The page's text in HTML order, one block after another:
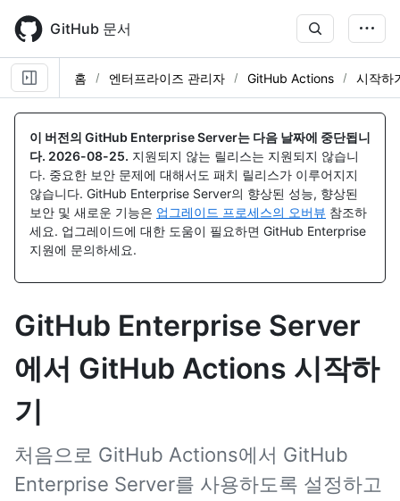
main
content
GitHub 문서
홈 엔터프라이즈 관리자 GitHub Actions 시작하
이 버전의 GitHub Enterprise Server는 다음 날짜에 중단됩니
다. 2026-08-25. 지원되지 않는 릴리스는 지원되지 않습니
다. 중요한 보안 문제에 대해서도 패치 릴리스가 이루어지지
않습니다. GitHub Enterprise Server의 향상된 성능, 향상된
보안 및 새로운 기능은 업그레이드 프로세스의 오버뷰 참조하
세요. 업그레이드에 대한 도움이 필요하면 GitHub Enterprise
지원에 문의하세요.
GitHub Enterprise Server
에서 GitHub Actions 시작하
기
처음으로 GitHub Actions에서 GitHub
Enterprise Server를 사용하도록 설정하고